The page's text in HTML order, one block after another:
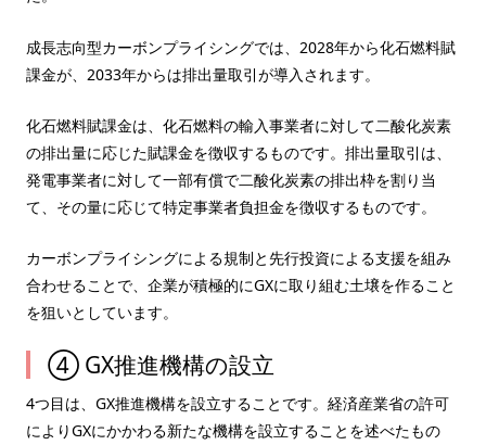
成長志向型カーボンプライシングでは、2028年から化石燃料賦
課金が、2033年からは排出量取引が導入されます。
化石燃料賦課金は、化石燃料の輸入事業者に対して二酸化炭素
の排出量に応じた賦課金を徴収するものです。排出量取引は、
発電事業者に対して一部有償で二酸化炭素の排出枠を割り当
て、その量に応じて特定事業者負担金を徴収するものです。
カーボンプライシングによる規制と先行投資による支援を組み
合わせることで、企業が積極的にGXに取り組む土壌を作ること
を狙いとしています。
④ GX推進機構の設立
4つ目は、GX推進機構を設立することです。経済産業省の許可
によりGXにかかわる新たな機構を設立することを述べたもの